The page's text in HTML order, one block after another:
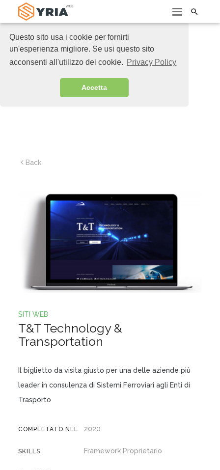
Questo sito usa i cookie per fornirti
un'esperienza migliore. Se usi questo sito
acconsenti all'utilizzo dei cookie. Privacy Policy
Accetta

Back
SITI WEB
T&T Technology &
Transportation
Il biglietto da visita giusto per una delle aziende più
leader in consulenza di Sistemi Ferroviari agli Enti di
Trasporto
COMPLETATO NEL 2020
SKILLS Framework Proprietario